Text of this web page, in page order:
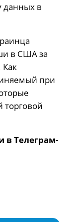
данных в
в США за
при
торговой
в Телеграм-